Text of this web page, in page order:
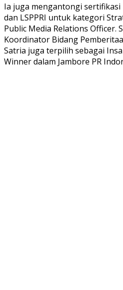
Ia juga mengantongi sertifikasi
dan LSPPRI untuk kategori
Public Media Relations Officer.
Koordinator Bidang
Satria juga terpilih sebagai
Winner dalam Jambore PR